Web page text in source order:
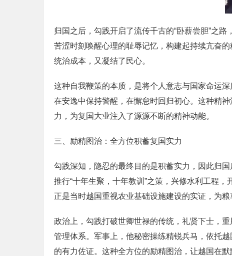
归国之后，勾践开启了流传千古的“卧薪尝胆”之
苦涩时刻唤醒心理的耻辱记忆，构建起持续亢奋
统治成本，又凝结了民心。
这种自我鞭策的本质，是将个人意志与国家命运
在安逸中保持警醒，在懈怠时回归初心。这种精
力，为复国大业注入了源源不断的精神动能。
三、励精图治：全方位积蓄复国实力
勾践深知，隐忍的最终目的是积蓄实力，因此归
推行“十年生聚，十年教训”之策，兴修水利工程
正是当时越国重视农业基础设施建设的实证，为粮
政治上，勾践打破世卿世禄的传统，礼贤下士，
管理体系。军事上，他秘密操练精锐兵马，依托
的有力佐证。这种全方位的励精图治，让越国在